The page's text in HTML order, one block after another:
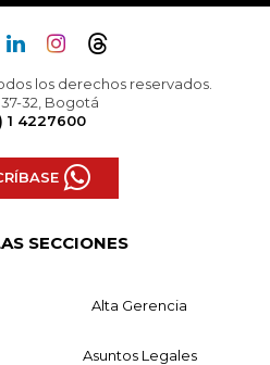
los derechos reservados.
37-32, Bogotá
1 4227600
SECCIONES
Alta Gerencia
Asuntos Legales